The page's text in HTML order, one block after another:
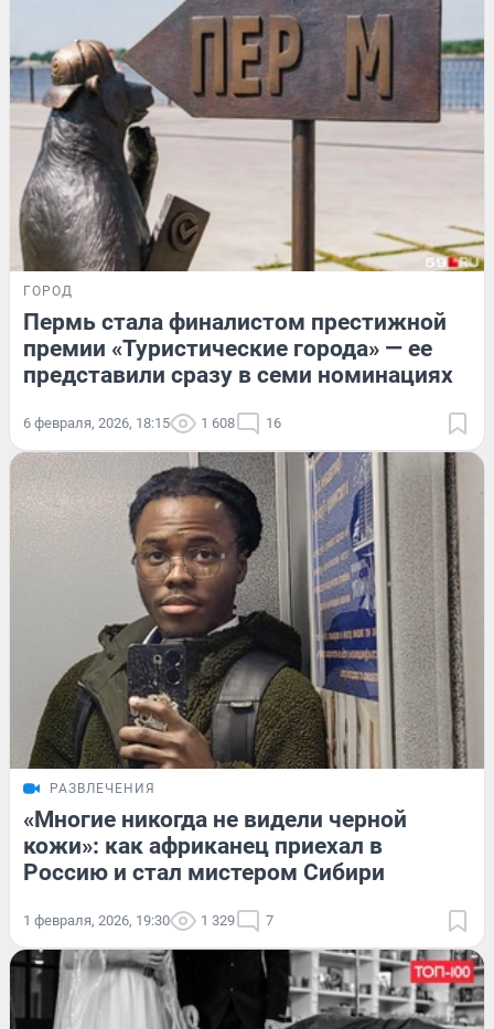
ГОРОД
Пермь стала финалистом престижной
премии «Туристические города» — ее
представили сразу в семи номинациях
6 февраля, 2026, 18:15 1 608 16
РАЗВЛЕЧЕНИЯ
«Многие никогда не видели черной
кожи»: как африканец приехал в
Россию и стал мистером Сибири
1 февраля, 2026, 19:30 1 329 7